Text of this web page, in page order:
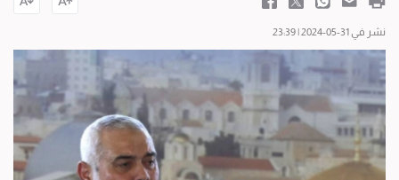
نشر في 31-05-2024 | 23:39